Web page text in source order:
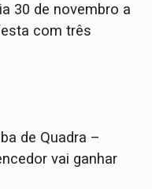
30 de novembro a
com três
de Quadra –
vai ganhar